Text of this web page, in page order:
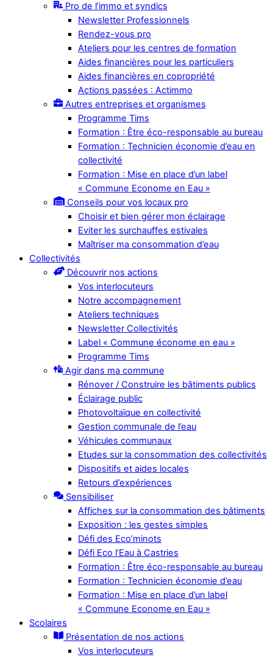
Pro de l’immo et syndics
Newsletter Professionnels
Rendez-vous pro
Ateliers pour les centres de formation
Aides financières pour les particuliers
Aides financières en copropriété
Actions passées : Actimmo
Autres entreprises et organismes
Programme Tims
Formation : Être éco-responsable au bureau
Formation : Technicien économie d’eau en
collectivité
Formation : Mise en place d’un label
« Commune Econome en Eau »
Conseils pour vos locaux pro
Choisir et bien gérer mon éclairage
Eviter les surchauffes estivales
Maîtriser ma consommation d’eau
Collectivités
Découvrir nos actions
Vos interlocuteurs
Notre accompagnement
Ateliers techniques
Newsletter Collectivités
Label « Commune économe en eau »
Programme Tims
Agir dans ma commune
Rénover / Construire les bâtiments publics
Éclairage public
Photovoltaïque en collectivité
Gestion communale de l’eau
Véhicules communaux
Etudes sur la consommation des collectivités
Dispositifs et aides locales
Retours d’expériences
Sensibiliser
Affiches sur la consommation des bâtiments
Exposition : les gestes simples
Défi des Eco’minots
Défi Eco l’Eau à Castries
Formation : Être éco-responsable au bureau
Formation : Technicien économie d’eau
Formation : Mise en place d’un label
« Commune Econome en Eau »
Scolaires
Présentation de nos actions
Vos interlocuteurs